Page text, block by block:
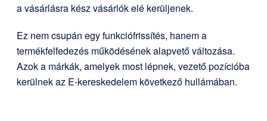
a vásárlásra kész vásárlók elé kerüljenek.
Ez nem csupán egy funkciófrissítés, hanem a
termékfelfedezés működésének alapvető változása.
Azok a márkák, amelyek most lépnek, vezető pozícióba
kerülnek az E-kereskedelem következő hullámában.